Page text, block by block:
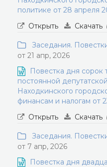
политике от 28 апреля
Открыть
Скачать
Заседания.
от 21 апр, 2026
Повестка дня сорок
постоянной
Находкинского
финансам и налогам от
Открыть
Скачать
Заседания.
от 7 апр, 2026
Повестка дня